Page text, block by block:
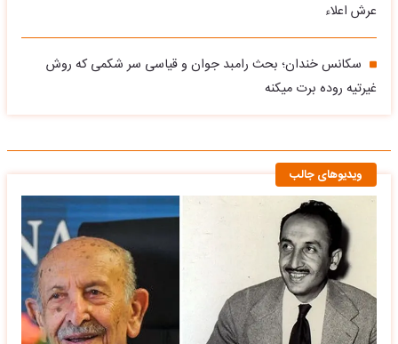
عرش اعلاء
سکانس خندان؛ بحث رامبد جوان و قیاسی سر شکمی که روش
غیرتیه روده برت میکنه
ویدیوهای جالب